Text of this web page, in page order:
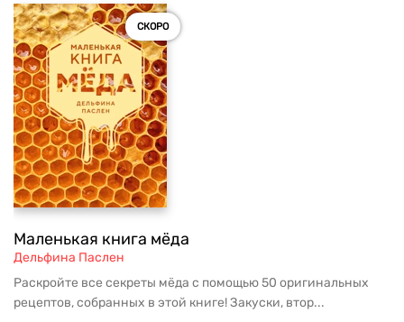
СКОРО
Маленькая книга мёда
Дельфина Паслен
Раскройте все секреты мёда с помощью 50 оригинальных
рецептов, собранных в этой книге! Закуски, втор...